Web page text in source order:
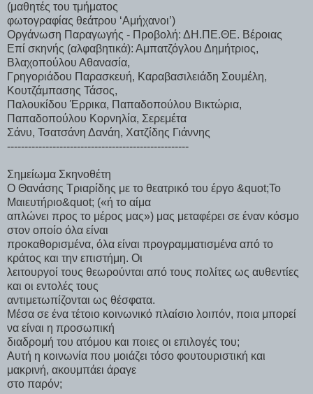
(μαθητές του τμήματος
φωτογραφίας θεάτρου ‘Αμήχανοι’)
Οργάνωση Παραγωγής - Προβολή: ΔΗ.ΠΕ.ΘΕ. Βέροιας
Επί σκηνής (αλφαβητικά): Αμπατζόγλου Δημήτριος,
Βλαχοπούλου Αθανασία,
Γρηγοριάδου Παρασκευή, Καραβασιλειάδη Σουμέλη,
Κουτζάμπασης Τάσος,
Παλουκίδου Έρρικα, Παπαδοπούλου Βικτώρια,
Παπαδοπούλου Κορνηλία, Σερεμέτα
Σάνυ, Τσατσάνη Δανάη, Χατζίδης Γιάννης
----------------------------------------------------
Σημείωμα Σκηνοθέτη
Ο Θανάσης Τριαρίδης με το θεατρικό του έργο &quot;Το
Μαιευτήριο&quot; («ή το αίμα
απλώνει προς το μέρος μας») μας μεταφέρει σε έναν κόσμο
στον οποίο όλα είναι
προκαθορισμένα, όλα είναι προγραμματισμένα από το
κράτος και την επιστήμη. Οι
λειτουργοί τους θεωρούνται από τους πολίτες ως αυθεντίες
και οι εντολές τους
αντιμετωπίζονται ως θέσφατα.
Μέσα σε ένα τέτοιο κοινωνικό πλαίσιο λοιπόν, ποια μπορεί
να είναι η προσωπική
διαδρομή του ατόμου και ποιες οι επιλογές του;
Αυτή η κοινωνία που μοιάζει τόσο φουτουριστική και
μακρινή, ακουμπάει άραγε
στο παρόν;